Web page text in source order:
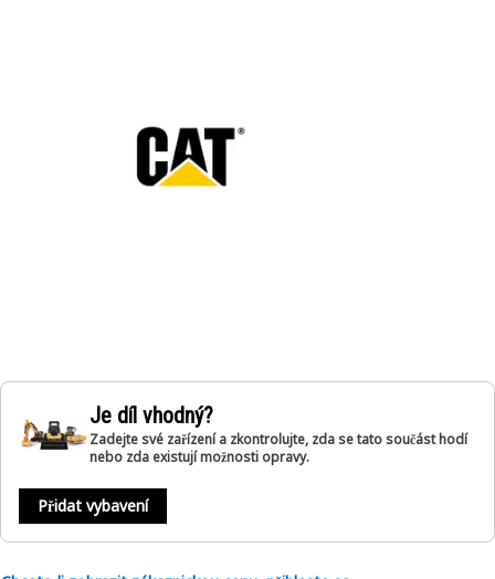
Je díl vhodný?
Zadejte své zařízení a zkontrolujte, zda se tato součást hodí
nebo zda existují možnosti opravy.
Přidat vybavení